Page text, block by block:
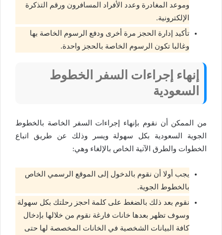
وموعد المغادرة وعدد الأفراد المسافرون ورقم التذكرة
الإلكترونية.
تأكيد إدارة الحجز مرة أخرى ودفع الرسوم الخاصة بها
وغالبا تكون الرسوم الخاصة بالحجز واحدة.
إنهاء إجراءات السفر الخطوط
السعودية
من الممكن أن نقوم بإنهاء إجراءات السفر الخاصة بالخطوط
الجوية السعودية بكل سهولة ويسر وذلك عن طريق اتباع
الخطوات والطرق الآتية الخاص بالإلغاء وهي:
يجب أولا أن نقوم بالدخول إلى الموقع الرسمي الخاص
بالخطوط الجوية.
نقوم بعد ذلك بالضغط على كلمة احجز رحلتك بكل سهولة
وسوف تظهر بعدها خانات فارغة نقوم من خلالها بإدخال
كافة البيانات الشخصية في الخانات المخصصة لها حتى